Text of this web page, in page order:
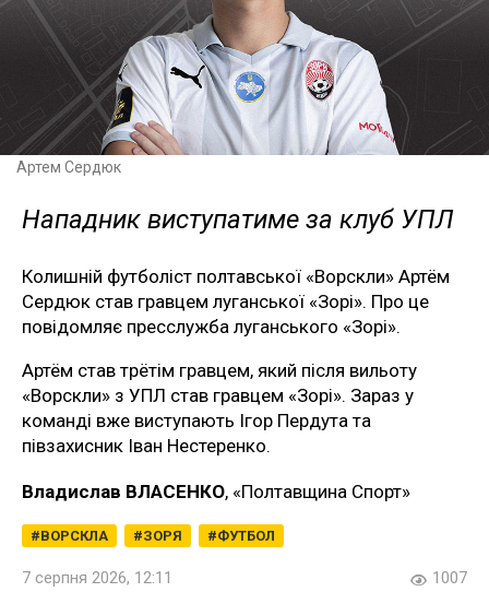
Артем Сердюк
Нападник виступатиме за клуб УПЛ
Колишній футболіст полтавської «Ворскли» Артём
Сердюк став гравцем луганської «Зорі». Про це
повідомляє пресслужба луганського «Зорі».
Артём став трётім гравцем, який після вильоту
«Ворскли» з УПЛ став гравцем «Зорі». Зараз у
команді вже виступають Ігор Пердута та
півзахисник Іван Нестеренко.
Владислав ВЛАСЕНКО, «Полтавщина Спорт»
ВОРСКЛА ЗОРЯ ФУТБОЛ
7 серпня 2026, 12:11 1007